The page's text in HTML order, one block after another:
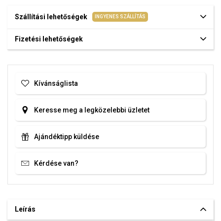
Szállítási lehetőségek INGYENES SZÁLLÍTÁS
Fizetési lehetőségek
Kívánságlista
Keresse meg a legközelebbi üzletet
Ajándéktipp küldése
Kérdése van?
Leírás